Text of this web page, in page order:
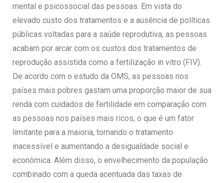
mental e psicossocial das pessoas. Em vista do
elevado custo dos tratamentos e a ausência de políticas
públicas voltadas para a saúde reprodutiva, as pessoas
acabam por arcar com os custos dos tratamentos de
reprodução assistida como a fertilização in vitro (FIV).
De acordo com o estudo da OMS, as pessoas nos
países mais pobres gastam uma proporção maior de sua
renda com cuidados de fertilidade em comparação com
as pessoas nos países mais ricos, o que é um fator
limitante para a maioria, tornando o tratamento
inacessível e aumentando a desigualdade social e
econômica. Além disso, o envelhecimento da população
combinado com a queda acentuada das taxas de